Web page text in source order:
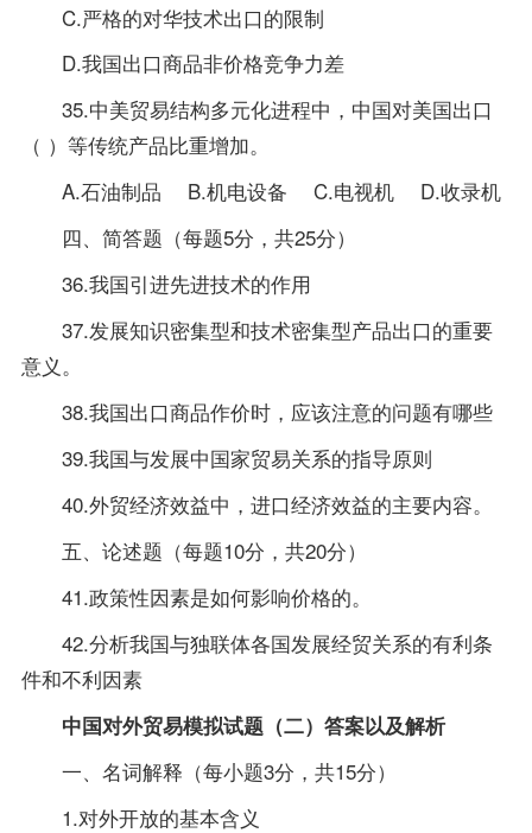
C.严格的对华技术出口的限制
D.我国出口商品非价格竞争力差
35.中美贸易结构多元化进程中，中国对美国出口
（ ）等传统产品比重增加。
A.石油制品 B.机电设备 C.电视机 D.收录机
四、简答题（每题5分，共25分）
36.我国引进先进技术的作用
37.发展知识密集型和技术密集型产品出口的重要
意义。
38.我国出口商品作价时，应该注意的问题有哪些
39.我国与发展中国家贸易关系的指导原则
40.外贸经济效益中，进口经济效益的主要内容。
五、论述题（每题10分，共20分）
41.政策性因素是如何影响价格的。
42.分析我国与独联体各国发展经贸关系的有利条
件和不利因素
中国对外贸易模拟试题（二）答案以及解析
一、名词解释（每小题3分，共15分）
1.对外开放的基本含义